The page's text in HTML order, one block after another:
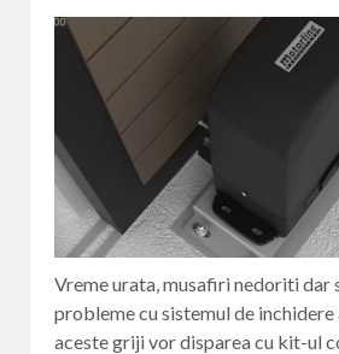
Vreme urata, musafiri nedoriti dar
probleme cu sistemul de
aceste griji vor disparea cu kit-ul